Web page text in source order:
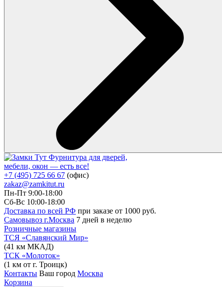
Фурнитура для дверей,
мебели, окон — есть все!
+7 (495) 725 66 67 (офис)
zakaz@zamkitut.ru
Пн-Пт 9:00-18:00
Сб-Вс 10:00-18:00
Доставка по всей РФ при заказе от 1000 руб.
Самовывоз г.Москва 7 дней в неделю
Розничные магазины
ТСЯ «Славянский Мир»
(41 км МКАД)
ТСК «Молоток»
(1 км от г. Троицк)
Контакты Ваш город Москва
Корзина